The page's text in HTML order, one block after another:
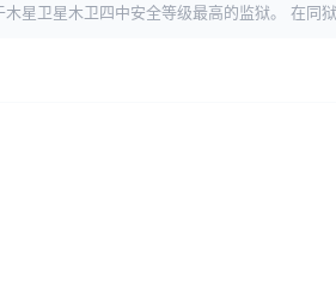
星卫星木卫四中安全等级最高的监狱。 在同